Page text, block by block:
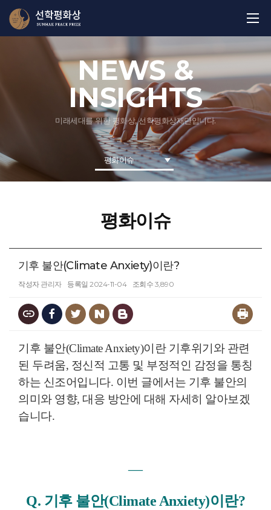
NEWS &
INSIGHTS
미래세대를 위한 평화상, 선학평화상재단입니다.
평화이슈
평화이슈
기후 불안(Climate Anxiety)이란?
작성자 관리자 등록일 2024-11-04 조회수 3,890
기후 불안(Climate Anxiety)이란 기후위기와 관련
된 두려움, 정신적 고통 및 부정적인 감정을 통칭
하는 신조어입니다. 이번 글에서는 기후 불안의
의미와 영향, 대응 방안에 대해 자세히 알아보겠
습니다.
―
Q. 기후 불안(Climate Anxiety)이란?